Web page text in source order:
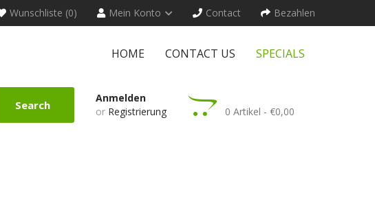
Wunschliste (0) Mein Konto Contact Bezahlen
HOME CONTACT US SPECIALS
Search
Anmelden
or Registrierung 0 Artikel - €0,00